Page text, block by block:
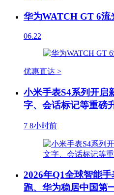
华为WATCH GT 6流
06.22
优惠直达 >
小米手表S4系列开启
字、会话标记等重磅
7 8小时前
2026年Q1全球智能
跑、华为稳居中国第